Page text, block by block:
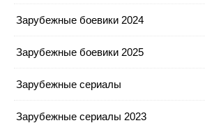
Зарубежные боевики 2024
Зарубежные боевики 2025
Зарубежные сериалы
Зарубежные сериалы 2023